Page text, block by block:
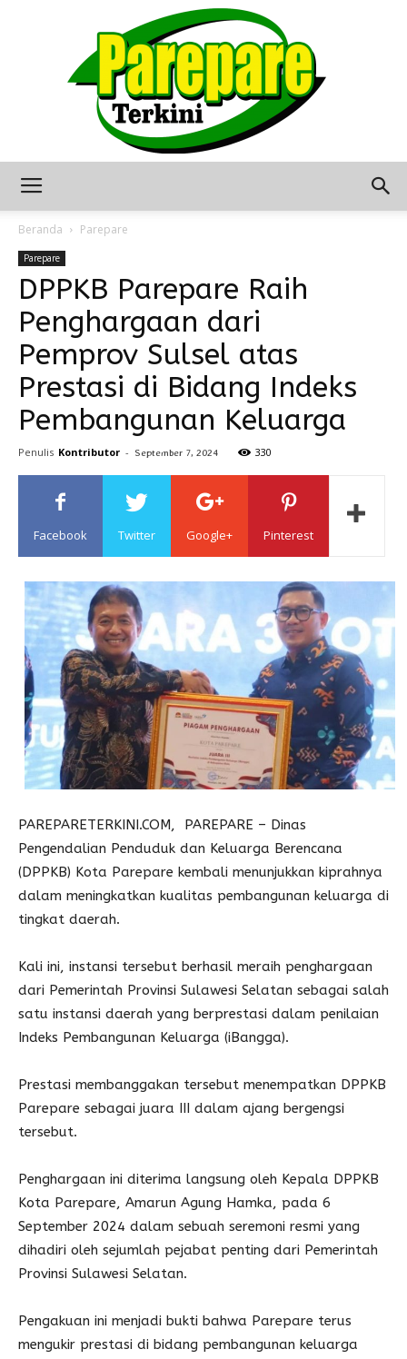
Terkini
Seputar
Sulawesi
Beranda Parepare
Parepare
DPPKB Parepare Raih
Penghargaan dari
Pemprov Sulsel atas
Prestasi di Bidang Indeks
Pembangunan Keluarga
Penulis Kontributor - September 7, 2024 330
Facebook Twitter Google+ Pinterest
PAREPARETERKINI.COM, PAREPARE – Dinas
Pengendalian Penduduk dan Keluarga Berencana
(DPPKB) Kota Parepare kembali menunjukkan kiprahnya
dalam meningkatkan kualitas pembangunan keluarga di
tingkat daerah.
Kali ini, instansi tersebut berhasil meraih penghargaan
dari Pemerintah Provinsi Sulawesi Selatan sebagai salah
satu instansi daerah yang berprestasi dalam penilaian
Indeks Pembangunan Keluarga (iBangga).
Prestasi membanggakan tersebut menempatkan DPPKB
Parepare sebagai juara III dalam ajang bergengsi
tersebut.
Penghargaan ini diterima langsung oleh Kepala DPPKB
Kota Parepare, Amarun Agung Hamka, pada 6
September 2024 dalam sebuah seremoni resmi yang
dihadiri oleh sejumlah pejabat penting dari Pemerintah
Provinsi Sulawesi Selatan.
Pengakuan ini menjadi bukti bahwa Parepare terus
mengukir prestasi di bidang pembangunan keluarga